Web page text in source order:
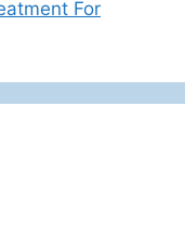
For